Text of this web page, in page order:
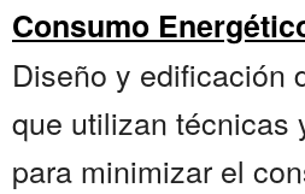
Consumo
Diseño y edificación
que utilizan técnicas
para minimizar el